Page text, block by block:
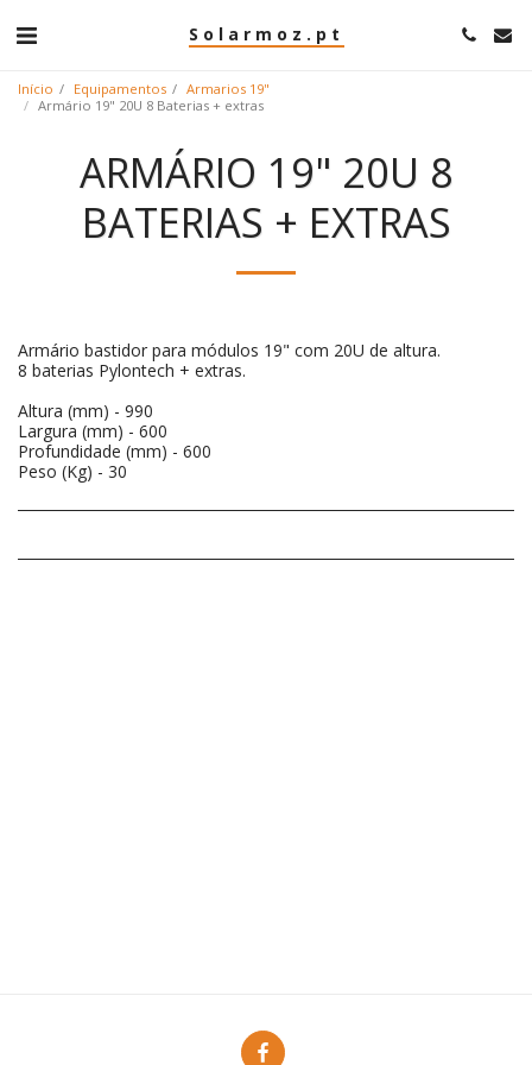
Solarmoz.pt
Início Equipamentos
Armarios 19"
Armário 19" 20U 8 Baterias + extras
ARMÁRIO 19" 20U 8
BATERIAS + EXTRAS
Armário bastidor para módulos 19" com 20U de altura.
8 baterias Pylontech + extras.
Altura (mm) - 990
Largura (mm) - 600
Profundidade (mm) - 600
Peso (Kg) - 30